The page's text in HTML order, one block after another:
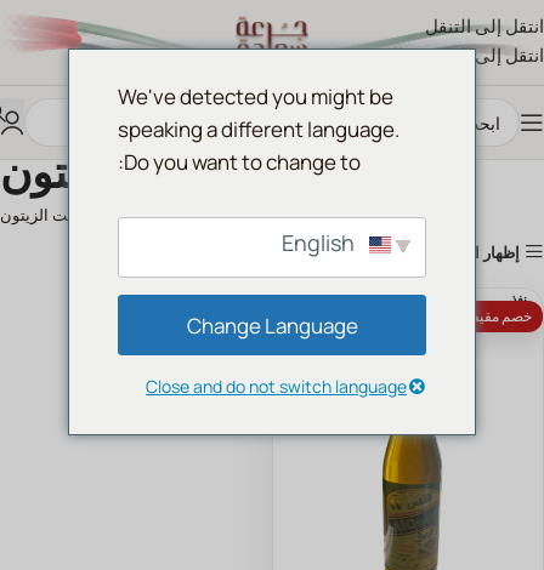
انتقل إلى التنقل
انتقل إلى المحتوى الرئيسي
زيت الزيتون
الرئيسية
زيت الزيتون
إظهار الأعمدة
خصم مقيض الدار 10%
نفذ
We've detected you might be
speaking a different language.
Do you want to change to:
Change Language
Close and do not switch language